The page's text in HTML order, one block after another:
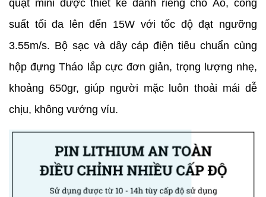
quạt mini được thiết kế dành riêng cho Áo, công
suất tối đa lên đến 15W với tốc độ đạt ngưỡng
3.55m/s. ️Bộ sạc và dây cáp điện tiêu chuẩn cùng
hộp đựng Tháo lắp cực đơn giản, trọng lượng nhẹ,
khoảng 650gr, giúp người mặc luôn thoải mái dễ
chịu, không vướng víu.